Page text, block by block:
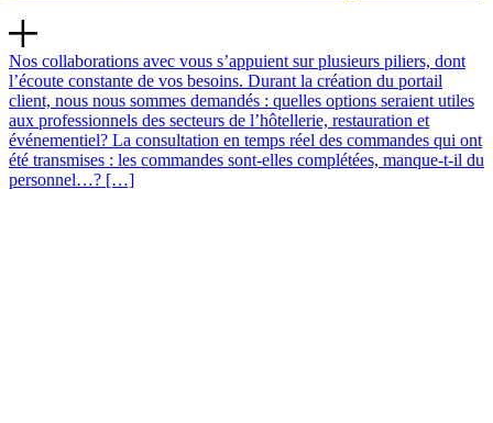
Nos collaborations avec vous s’appuient sur plusieurs piliers, dont
l’écoute constante de vos besoins. Durant la création du portail
client, nous nous sommes demandés : quelles options seraient utiles
aux professionnels des secteurs de l’hôtellerie, restauration et
événementiel? La consultation en temps réel des commandes qui ont
été transmises : les commandes sont-elles complétées, manque-t-il du
personnel…? […]